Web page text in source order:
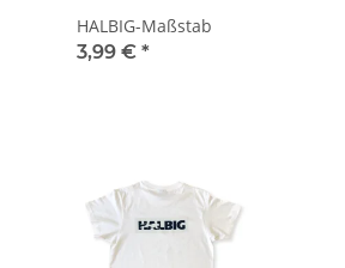
HALBIG-Maßstab
3,99 € *